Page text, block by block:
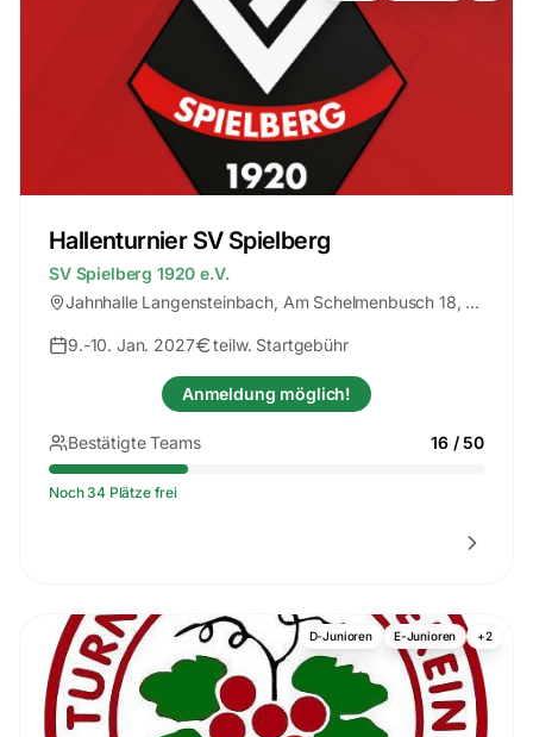
Hallenturnier SV Spielberg
SV Spielberg 1920 e.V.
Jahnhalle Langensteinbach, Am Schelmenbusch 18, 76307 Karlsbad
9.-10. Jan. 2027 teilw. Startgebühr
Anmeldung möglich!
Bestätigte Teams 16/50
Noch 34 Plätze frei
D-Junioren E-Junioren +2